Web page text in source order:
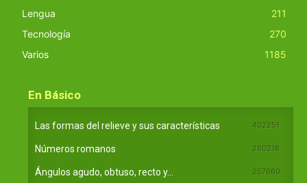
Lengua
211
Tecnología
270
Varios
1185
En Básico
Las formas del relieve y sus características 402251
Números romanos 260218
Ángulos agudo, obtuso, recto y... 257660